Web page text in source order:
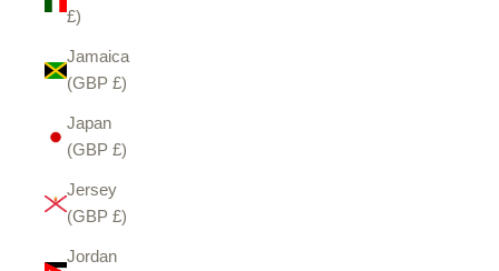
£)
Jamaica
(GBP £)
Japan
(GBP £)
Jersey
(GBP £)
Jordan